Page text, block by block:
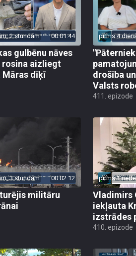
2 stundām 00:01:44
gulbēnu nāves
aizliegt
Māras dīķī
pirms 4
drošība
Valsts
411. epizode
3 stundām 00:02:12
militāru
pirms 1
Vladimirs
iekļauta
izstrādes
410. epizode